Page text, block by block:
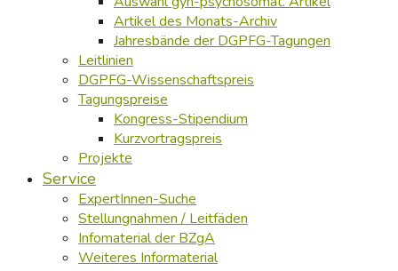
Artikel des Monats-Archiv
Jahresbände der DGPFG-Tagungen
Leitlinien
DGPFG-Wissenschaftspreis
Tagungspreise
Kongress-Stipendium
Kurzvortragspreis
Projekte
Service
ExpertInnen-Suche
Stellungnahmen / Leitfäden
Infomaterial der BZgA
Weiteres Informaterial